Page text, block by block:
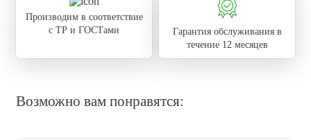
Производим в соответствие
с ТР и ГОСТами
Гарантия обслуживания в
течение 12 месяцев
Возможно вам понравятся: